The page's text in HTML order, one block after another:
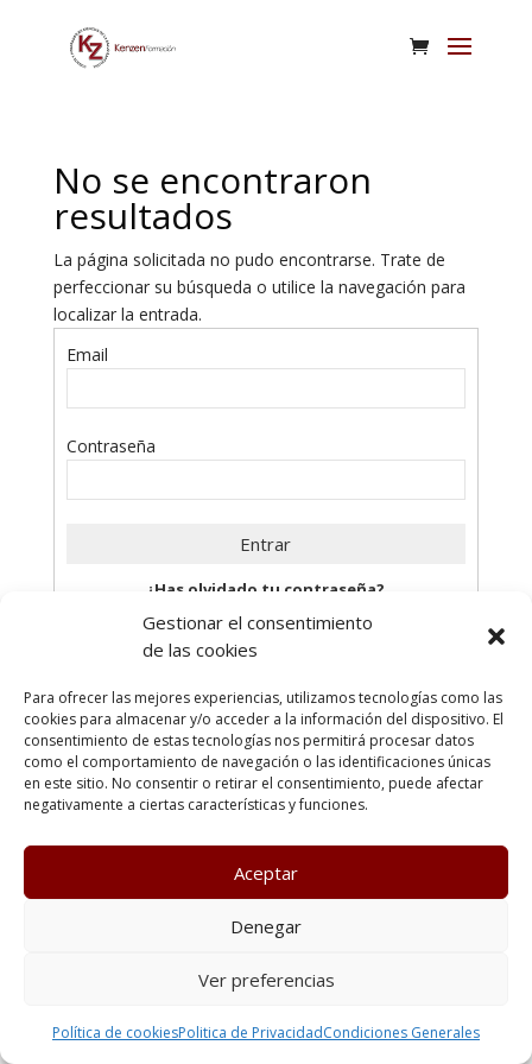
Gestionar el consentimiento
de las cookies
Para ofrecer las mejores experiencias, utilizamos tecnologías como las
cookies para almacenar y/o acceder a la información del dispositivo. El
consentimiento de estas tecnologías nos permitirá procesar datos
como el comportamiento de navegación o las identificaciones únicas
en este sitio. No consentir o retirar el consentimiento, puede afectar
negativamente a ciertas características y funciones.
Aceptar
Denegar
Ver preferencias
Política de cookiesPolitica de PrivacidadCondiciones Generales
No se encontraron
resultados
La página solicitada no pudo encontrarse. Trate de
perfeccionar su búsqueda o utilice la navegación para
localizar la entrada.
Email
Contraseña
¿Has olvidado tu contraseña?
Poltica de Privacidad
Política de cookies
Condiciones generales
Terminos y condiciones de uso
Política de cookies (UE)
Todos los derechos reservados Kenzen Formación